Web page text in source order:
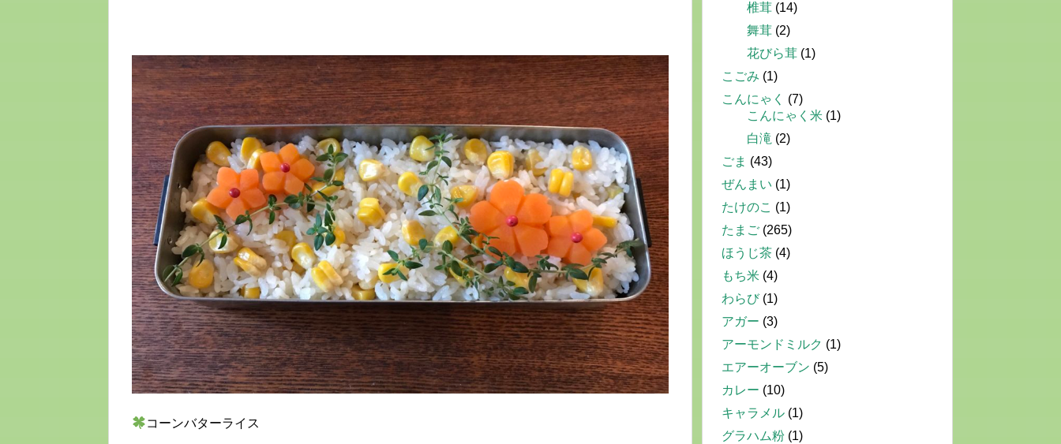
コーンバターライス
椎茸 (14)
舞茸 (2)
花びら茸 (1)
こごみ (1)
こんにゃく
(7)
こんにゃく米 (1)
白滝 (2)
ごま (43)
ぜんまい (1)
たけのこ (1)
たまご (265)
ほうじ茶 (4)
もち米 (4)
わらび(1)
アガー (3)
アーモンドミルク (1)
エアーオーブン (5)
カレー (10)
キャラメル (1)
グラハム粉 (1)